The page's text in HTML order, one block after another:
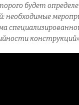
будет
необходимые